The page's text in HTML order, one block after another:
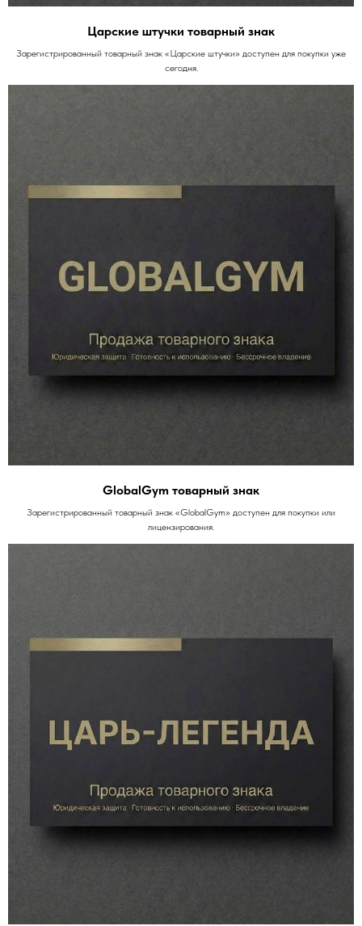
Царские штучки товарный знак
Зарегистрированный товарный знак «Царские штучки» доступен для покупки уже
сегодня.
GlobalGym товарный знак
Зарегистрированный товарный знак «GlobalGym» доступен для покупки или
лицензирования.